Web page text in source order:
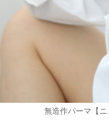
無造作パーマ【